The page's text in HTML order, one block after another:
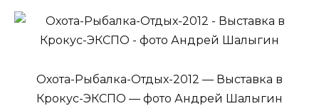
Охота-Рыбалка-Отдых-2012 — Выставка в
Крокус-ЭКСПО — фото Андрей Шалыгин